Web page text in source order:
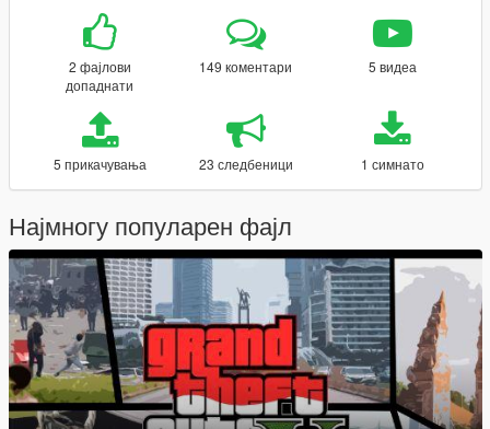
2 фајлови
допаднати
149 коментари 5 видеа
5 прикачувања 23 следбеници 1 симнато
Најмногу популарен фајл